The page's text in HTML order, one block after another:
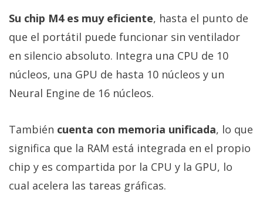
Su chip M4 es muy eficiente, hasta el punto de
que el portátil puede funcionar sin ventilador
en silencio absoluto. Integra una CPU de 10
núcleos, una GPU de hasta 10 núcleos y un
Neural Engine de 16 núcleos.
También cuenta con memoria unificada, lo que
significa que la RAM está integrada en el propio
chip y es compartida por la CPU y la GPU, lo
cual acelera las tareas gráficas.